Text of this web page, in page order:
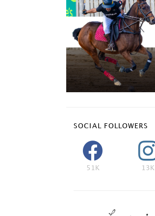
SOCIAL FOLLOWERS
51K 13K